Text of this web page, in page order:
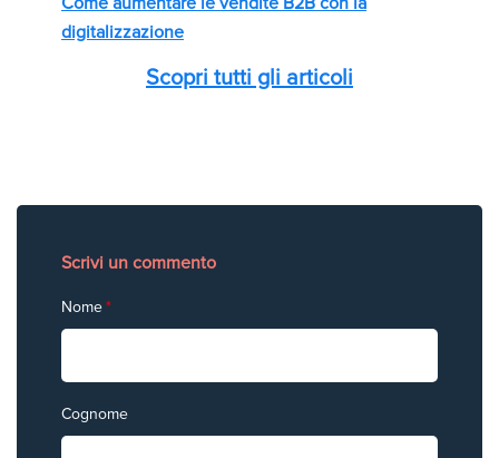
digitalizzazione
Scopri tutti gli articoli
Scrivi un commento
Nome*
Cognome